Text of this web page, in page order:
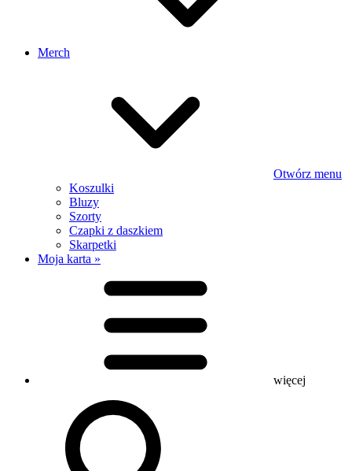
Merch
Otwórz menu
Koszulki
Bluzy
Szorty
Czapki z daszkiem
Skarpetki
Moja karta »
więcej